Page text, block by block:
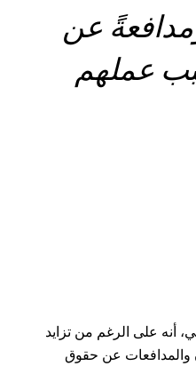
مدافعًا ومدافعةً عن
دولةً بسبب عملهم
أنه على الرغم من تزايد
والمدافعات عن حقوق